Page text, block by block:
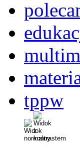
tppw